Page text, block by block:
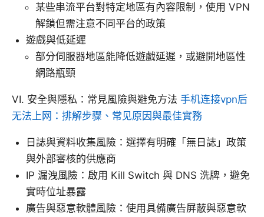
某些串流平台對特定地區有內容限制，使用 VPN
解鎖但需注意不同平台的政策
遊戲與低延遲
部分伺服器地區能降低遊戲延遲，或避開地區性
網路瓶頸
VI. 安全與隱私：常見風險與避免方法 手机连接vpn后
无法上网：排解步骤、常见原因與最佳實務
日誌與資料收集風險：選擇有明確「無日誌」政策
與外部審核的供應商
IP 漏洩風險：啟用 Kill Switch 與 DNS 洗牌，避免
實時位址暴露
廣告與惡意軟體風險：使用具備廣告屏蔽與惡意軟